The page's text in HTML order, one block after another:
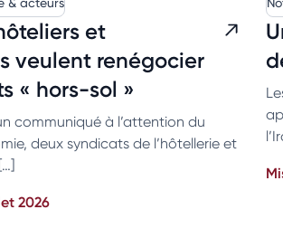
et
veulent renégocier
« hors-sol »
communiqué à l’attention du
deux syndicats de l’hôtellerie et
2026